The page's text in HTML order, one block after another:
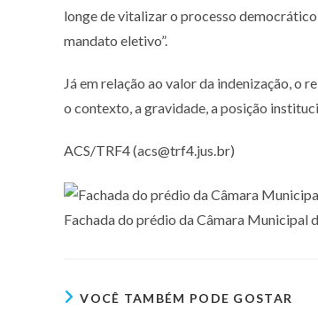
longe de vitalizar o processo
mandato eletivo”.
Já em relação ao valor da indenização, o
o contexto, a gravidade, a posição
ACS/TRF4 (acs@trf4.jus.br)
Fachada do prédio da Câmara Municipal
VOCÊ TAMBÉM PODE GOSTAR